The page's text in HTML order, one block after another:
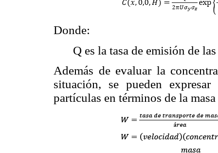
Donde:
Q es la tasa de emisión de
Además de evaluar la
situación, se pueden
partículas en términos de la